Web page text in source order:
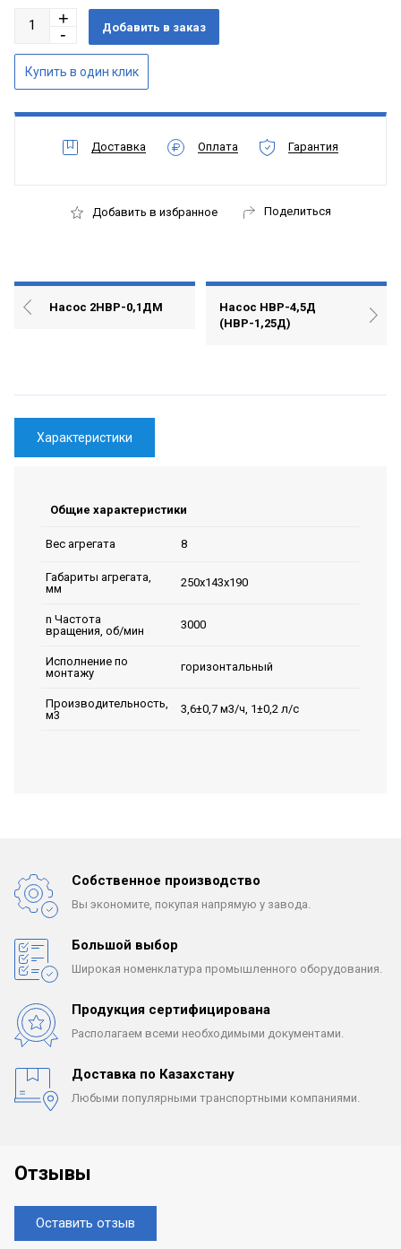
Доставка Оплата Гарантия
Добавить в избранное Поделиться
Насос 2НВР-0,1ДМ
Насос НВР-4,5Д
(НВР-1,25Д)
Характеристики
Общие характеристики
Вес агрегата 8
Габариты агрегата,
мм
250х143х190
n Частота
вращения, об/мин
3000
Исполнение по
монтажу
горизонтальный
Производительность,
м3
3,6±0,7 м3/ч, 1±0,2 л/с
Собственное производство
Вы экономите, покупая напрямую у завода.
Большой выбор
Широкая номенклатура промышленного оборудования.
Продукция сертифицирована
Располагаем всеми необходимыми документами.
Доставка по Казахстану
Любыми популярными транспортными компаниями.
Отзывы
Оставить отзыв